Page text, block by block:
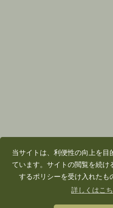
当サイトは、利便性の向上を目
ています。サイトの閲覧を続け
するポリシーを受け入れたも
詳しくはこ